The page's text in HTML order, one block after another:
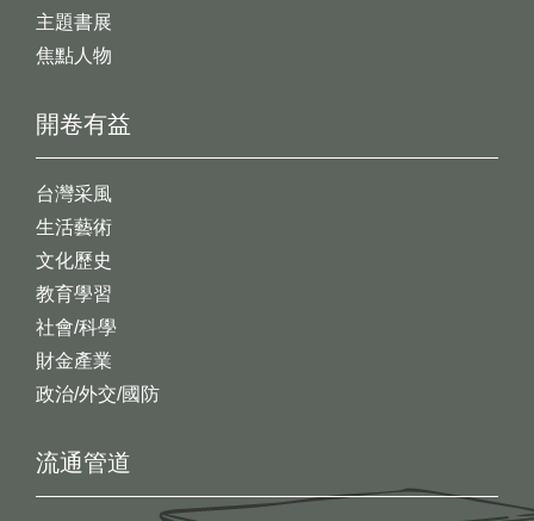
開卷有益
台灣采風
生活藝術
文化歷史
教育學習
社會/科學
財金產業
政治/外交/國防
主題書展
焦點人物
流通管道